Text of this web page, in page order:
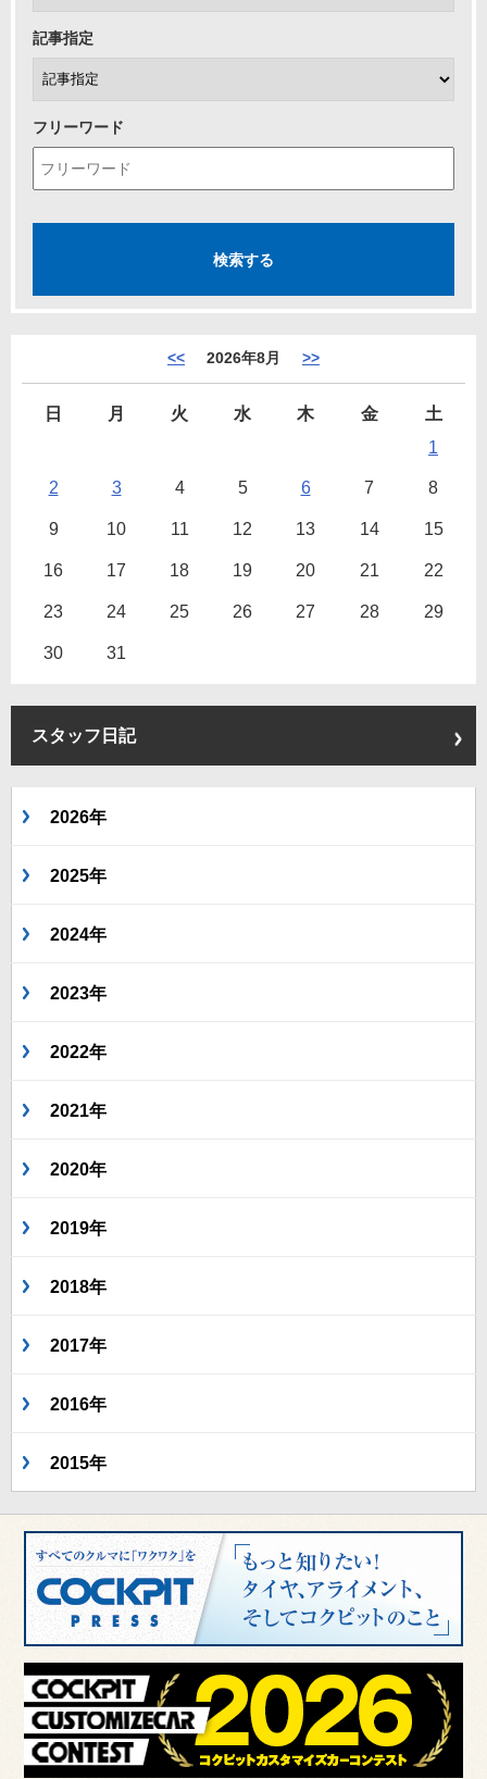
記事指定
フリーワード
<< 2026年8月 >>
日 月 火 水 木 金
土
1
2 3 4 5 6 7 8
9 10 11 12 13 14 15
16 17 18 19 20 21 22
23 24 25 26 27 28 29
30 31
スタッフ日記
2026年
2025年
2024年
2023年
2022年
2021年
2020年
2019年
2018年
2017年
2016年
2015年